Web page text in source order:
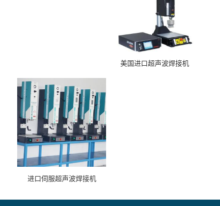
美国进口超声波焊接机
进口伺服超声波焊接机